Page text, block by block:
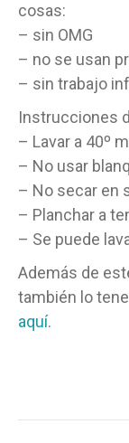
cosas:
– sin OMG
– no se usan
– sin trabajo
Instrucciones
– Lavar a 40º
– No usar
– No secar en
– Planchar a
– Se puede
Además de
también lo
aquí.